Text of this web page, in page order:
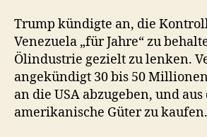
Trump kündigte an, die
Venezuela „für Jahre“ zu
Ölindustrie gezielt zu lenken.
angekündigt 30 bis 50
an die USA abzugeben, und
amerikanische Güter zu kaufen.